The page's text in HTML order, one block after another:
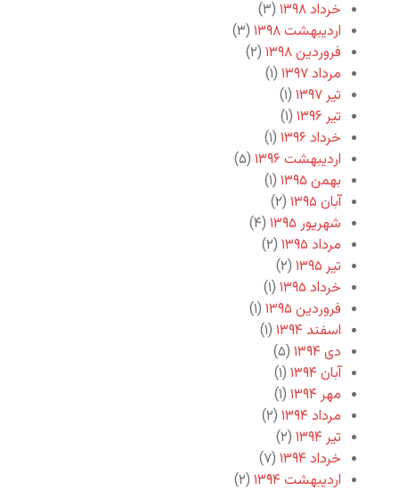
خرداد ۱۳۹۸
(۳)
اردیبهشت ۱۳۹۸
(۳)
فروردین ۱۳۹۸
(۲)
مرداد ۱۳۹۷
(۱)
تیر ۱۳۹۷
(۱)
تیر ۱۳۹۶
(۱)
خرداد ۱۳۹۶
(۱)
اردیبهشت ۱۳۹۶
(۵)
بهمن ۱۳۹۵
(۱)
آبان ۱۳۹۵
(۲)
شهریور ۱۳۹۵
(۴)
مرداد ۱۳۹۵
(۲)
تیر ۱۳۹۵
(۲)
خرداد ۱۳۹۵
(۱)
فروردین ۱۳۹۵
(۱)
اسفند ۱۳۹۴
(۱)
دی ۱۳۹۴
(۵)
آبان ۱۳۹۴
(۱)
مهر ۱۳۹۴
(۱)
مرداد ۱۳۹۴
(۲)
تیر ۱۳۹۴
(۲)
خرداد ۱۳۹۴
(۷)
اردیبهشت ۱۳۹۴
(۲)